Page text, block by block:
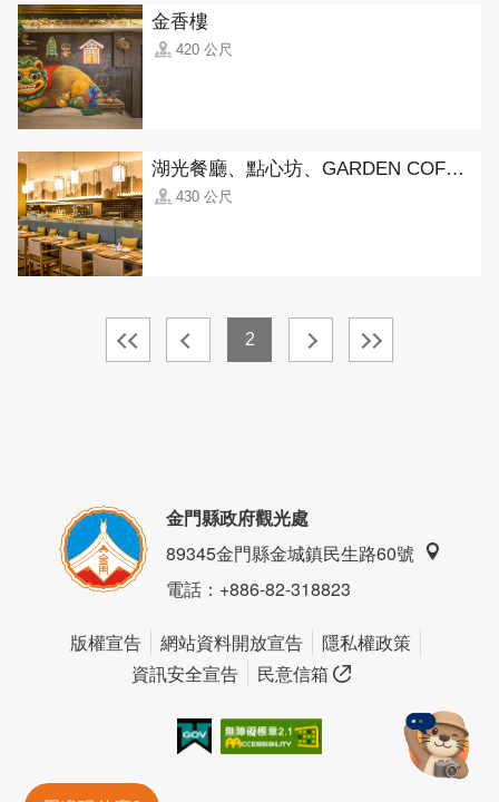
金香樓
420 公尺
湖光餐廳、點心坊、GARDEN COFFEE(金湖飯店)
430 公尺
2
金門縣政府觀光處
89345金門縣金城鎮民生路60號
電話：+886-82-318823
版權宣告 網站資料開放宣告
隱私權政策
資訊安全宣告
民意信箱